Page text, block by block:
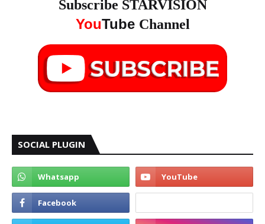
Subscribe STARVISION
YouTube Channel
SOCIAL PLUGIN